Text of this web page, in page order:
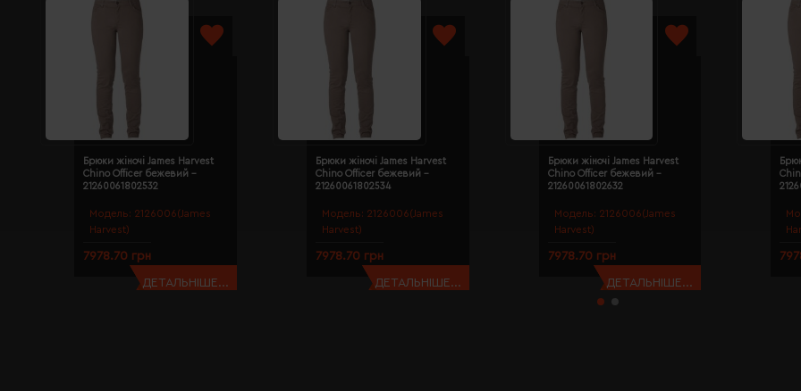
Модель: 2126006(James
Harvest)
Брюки жіночі James Harvest
Chino Officer бежевий -
21260061802532
7978.70 грн
ДЕТАЛЬНІШЕ...
Модель: 2126006(James
Harvest)
Брюки жіночі James Harvest
Chino Officer бежевий -
21260061802534
7978.70 грн
ДЕТАЛЬНІШЕ...
Модель: 2126006(James
Harvest)
Брюки жіночі James Harvest
Chino Officer бежевий -
21260061802632
7978.70 грн
ДЕТАЛЬНІШЕ...